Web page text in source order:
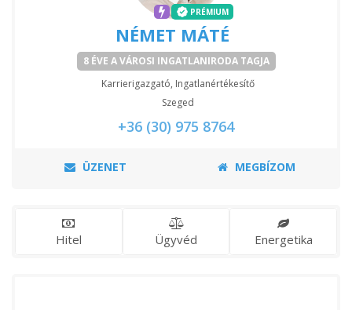
PRÉMIUM
NÉMET MÁTÉ
8 ÉVE A VÁROSI INGATLANIRODA TAGJA
Karrierigazgató, Ingatlanértékesítő
Szeged
+36 (30) 975 8764
ÜZENET MEGBÍZOM
Hitel Ügyvéd Energetika